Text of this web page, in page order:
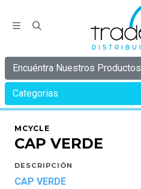
Encuéntra Nuestros Productos
Categorias
Inicio
MCYCLE
CAP VERDE
DESCRIPCIÓN
CAP VERDE